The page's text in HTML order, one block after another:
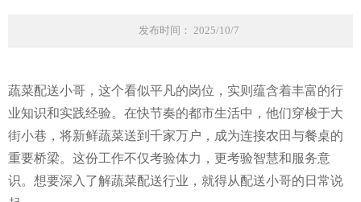
发布时间： 2025/10/7
蔬菜配送小哥，这个看似平凡的岗位，实则蕴含着丰富的行
业知识和实践经验。在快节奏的都市生活中，他们穿梭于大
街小巷，将新鲜蔬菜送到千家万户，成为连接农田与餐桌的
重要桥梁。这份工作不仅考验体力，更考验智慧和服务意
识。想要深入了解蔬菜配送行业，就得从配送小哥的日常说